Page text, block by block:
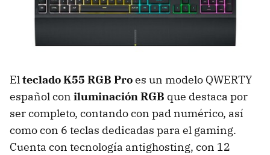
Elteclado K55 RGB Proes un modelo QWERTY
español con iluminación RGB que destaca por
ser completo, contando con pad numérico, así
como con 6 teclas dedicadas para el gaming.
Cuenta con tecnología antighosting, con 12